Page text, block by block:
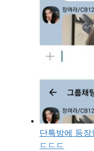
단톡방에 등
ㄷㄷㄷ